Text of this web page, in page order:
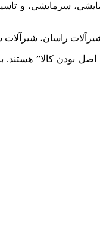
سرمایشی، و
راسان، شیرآلات
کالا” هستند.